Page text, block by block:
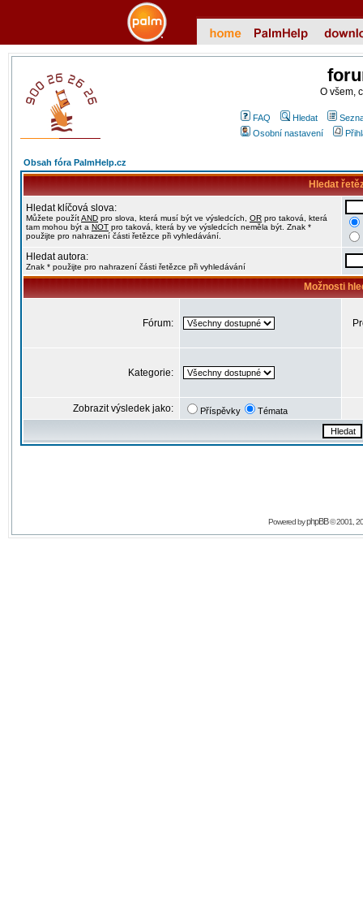
O všem,
FAQ Hledat
Osobní nastavení
Obsah fóra PalmHelp.cz
Hledat
Hledat klíčová slova:
Můžete použítAND pro slova, která musí být ve výsledcích, OR pro taková, která
tam mohou být a NOT pro taková, která by ve výsledcích neměla být. Znak *
použijte pro nahrazení části řetězce při vyhledávání.
Hledat autora:
Znak * použijte pro nahrazení části řetězce při vyhledávání
Možnosti
Fórum:
Kategorie:
Zobrazit výsledek jako: Příspěvky Témata
Powered byphpBB© 2001,